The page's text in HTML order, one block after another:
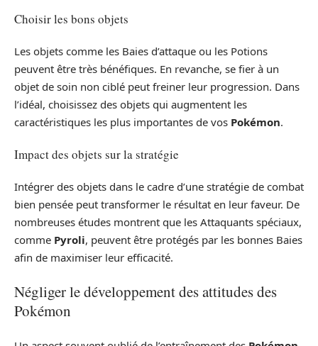
Choisir les bons objets
Les objets comme les Baies d’attaque ou les Potions
peuvent être très bénéfiques. En revanche, se fier à un
objet de soin non ciblé peut freiner leur progression. Dans
l’idéal, choisissez des objets qui augmentent les
caractéristiques les plus importantes de vos Pokémon.
Impact des objets sur la stratégie
Intégrer des objets dans le cadre d’une stratégie de combat
bien pensée peut transformer le résultat en leur faveur. De
nombreuses études montrent que les Attaquants spéciaux,
comme Pyroli, peuvent être protégés par les bonnes Baies
afin de maximiser leur efficacité.
Négliger le développement des attitudes des
Pokémon